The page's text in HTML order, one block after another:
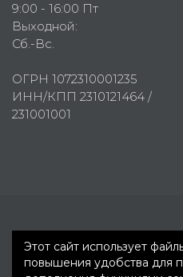
9:00 - 16:00 Пт
Выходной:
Сб.-Вс.
ОГРН 1072310001235
ИНН/КПП 2310121464 /
231001001
Этот сайт использует
повышения удобства для